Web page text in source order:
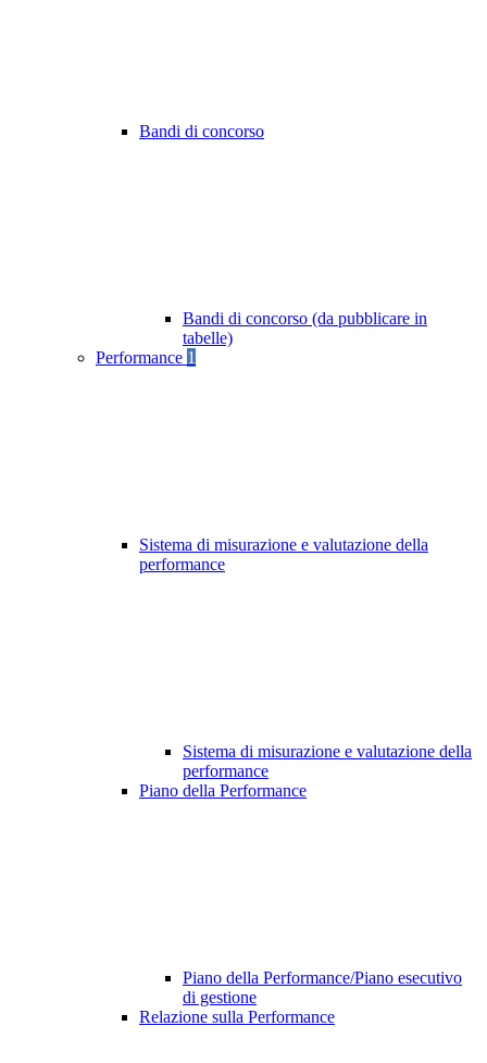
Bandi di concorso
Bandi di concorso (da pubblicare in
tabelle)
Performance 1
Sistema di misurazione e valutazione della
performance
Sistema di misurazione e valutazione della
performance
Piano della Performance
Piano della Performance/Piano esecutivo
di gestione
Relazione sulla Performance